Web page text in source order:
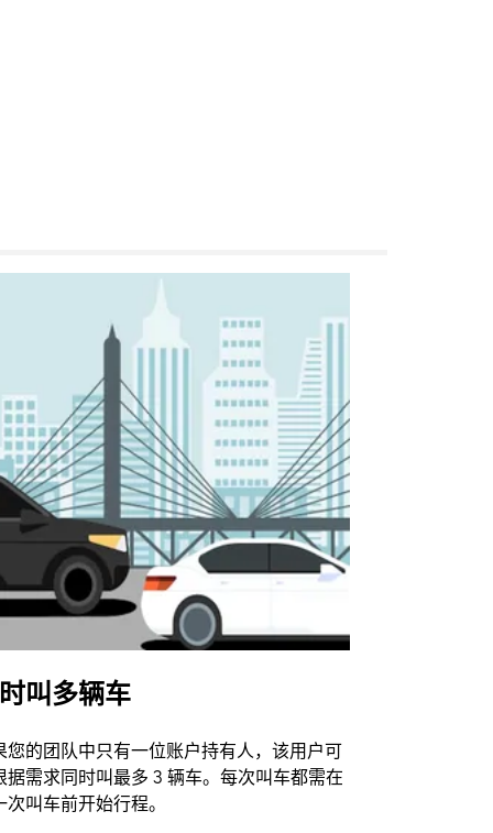
叫多辆车
您的团队中只有一位账户持有人，该用户可
据需求同时叫最多 3 辆车。每次叫车都需在
次叫车前开始行程。